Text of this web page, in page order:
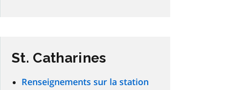
St. Catharines
Renseignements sur la station